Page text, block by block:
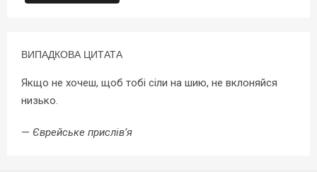
ВИПАДКОВА ЦИТАТА
Якщо не хочеш, щоб тобі сіли на шию, не вклоняйся
низько.
— Єврейське прислів’я